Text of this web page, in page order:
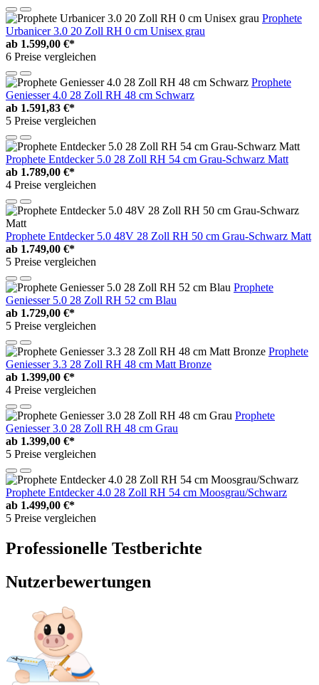
Prophete
Urbanicer 3.0 20 Zoll RH 0 cm Unisex grau
ab 1.599,00 €*
6 Preise vergleichen
Prophete
Geniesser 4.0 28 Zoll RH 48 cm Schwarz
ab 1.591,83 €*
5 Preise vergleichen
Prophete Entdecker 5.0 28 Zoll RH 54 cm Grau-Schwarz Matt
ab 1.789,00 €*
4 Preise vergleichen
Prophete Entdecker 5.0 48V 28 Zoll RH 50 cm Grau-Schwarz Matt
ab 1.749,00 €*
5 Preise vergleichen
Prophete
Geniesser 5.0 28 Zoll RH 52 cm Blau
ab 1.729,00 €*
5 Preise vergleichen
Prophete
Geniesser 3.3 28 Zoll RH 48 cm Matt Bronze
ab 1.399,00 €*
4 Preise vergleichen
Prophete
Geniesser 3.0 28 Zoll RH 48 cm Grau
ab 1.399,00 €*
5 Preise vergleichen
Prophete Entdecker 4.0 28 Zoll RH 54 cm Moosgrau/Schwarz
ab 1.499,00 €*
5 Preise vergleichen
Professionelle Testberichte
Nutzerbewertungen